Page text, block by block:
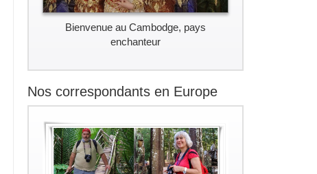
Bienvenue au Cambodge, pays
enchanteur
Nos correspondants en Europe